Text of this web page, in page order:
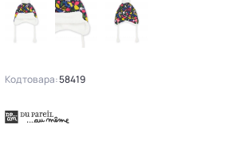
Код товара:58419